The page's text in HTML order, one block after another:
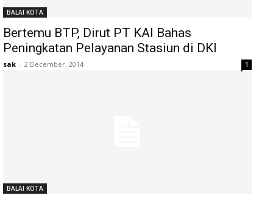
BALAI KOTA
Bertemu BTP, Dirut PT KAI Bahas
Peningkatan Pelayanan Stasiun di DKI
sak - 2 December, 2014 1
BALAI KOTA